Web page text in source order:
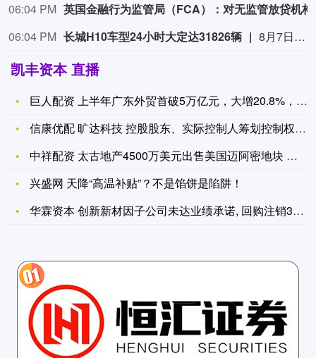
06:04 PM
06:04 PM 长城H10车型24小时大定达31826辆 8月7日，长城汽车宣布，长城H10车型24小时大定达31826辆。该车型建议零售价为20.98万元起。
凯丰资本 直播
巨人配资 上半年广东外贸首破5万亿元，大增20.8%，对全国
信康优配 旷达科技 控股股东、实际控制人筹划控制权变更, 股
中祥配资 太古地产4500万美元出售美国迈阿密地块 中东酒店
兴盛网 天降“高温补贴”？不是馅饼是陷阱！
华霖资本 创新新材因子公司未达业绩承诺, 回购注销351亿股